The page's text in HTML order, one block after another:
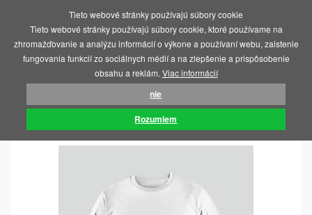
ÚVOD SOS UKRAJINA TRIČKA
Tieto webové stránky používajú súbory cookie
Tieto webové stránky používajú súbory cookie, ktoré používame na
zhromažďovanie a analýzu informácií o výkone a používaní webu, zaistenie
fungovania funkcií zo sociálnych médií a na zlepšenie a prispôsobenie
obsahu a reklám. Viac informácií
nie
Rozumiem